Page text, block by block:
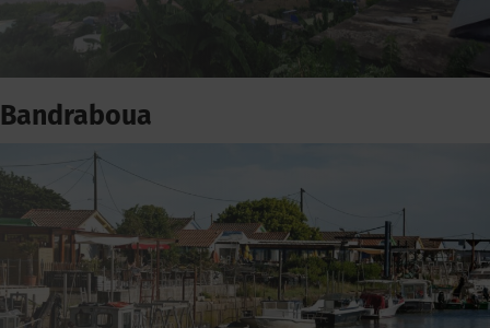
Bandraboua